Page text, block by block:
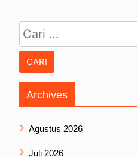
Archives
Agustus 2026
Juli 2026